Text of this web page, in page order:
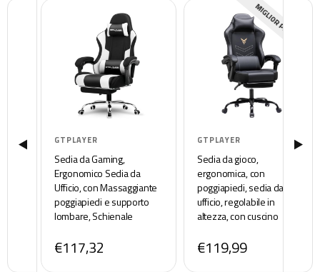
GTPLAYER
Sedia da Gaming,
Ergonomico Sedia da
Ufficio, con Massaggiante
poggiapiedi e supporto
lombare, Schienale
Portata 150 kg, sedia per
computer, Bianco-Nero
€117,32
GTPLAYER
Sedia da gioco,
ergonomica, con
poggiapiedi, sedia da
ufficio, regolabile in
altezza, con cuscino
ecopelle nera
€119,99
MIGLIOR PREZZO